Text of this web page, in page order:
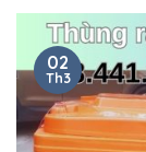
02
Th3